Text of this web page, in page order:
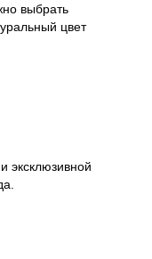
выбрать
цвет
эксклюзивной